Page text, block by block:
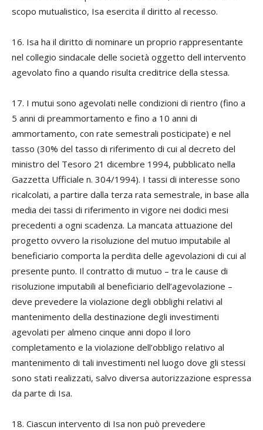
scopo mutualistico, Isa esercita il diritto al recesso.
16. Isa ha il diritto di nominare un proprio rappresentante
nel collegio sindacale delle società oggetto dell intervento
agevolato fino a quando risulta creditrice della stessa.
17. I mutui sono agevolati nelle condizioni di rientro (fino a
5 anni di preammortamento e fino a 10 anni di
ammortamento, con rate semestrali posticipate) e nel
tasso (30% del tasso di riferimento di cui al decreto del
ministro del Tesoro 21 dicembre 1994, pubblicato nella
Gazzetta Ufficiale n. 304/1994). I tassi di interesse sono
ricalcolati, a partire dalla terza rata semestrale, in base alla
media dei tassi di riferimento in vigore nei dodici mesi
precedenti a ogni scadenza. La mancata attuazione del
progetto ovvero la risoluzione del mutuo imputabile al
beneficiario comporta la perdita delle agevolazioni di cui al
presente punto. Il contratto di mutuo – tra le cause di
risoluzione imputabili al beneficiario dell’agevolazione –
deve prevedere la violazione degli obblighi relativi al
mantenimento della destinazione degli investimenti
agevolati per almeno cinque anni dopo il loro
completamento e la violazione dell’obbligo relativo al
mantenimento di tali investimenti nel luogo dove gli stessi
sono stati realizzati, salvo diversa autorizzazione espressa
da parte di Isa.
18. Ciascun intervento di Isa non può prevedere